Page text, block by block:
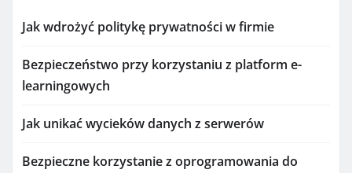
Jak wdrożyć politykę prywatności w firmie
Bezpieczeństwo przy korzystaniu z platform e-
learningowych
Jak unikać wycieków danych z serwerów
Bezpieczne korzystanie z oprogramowania do